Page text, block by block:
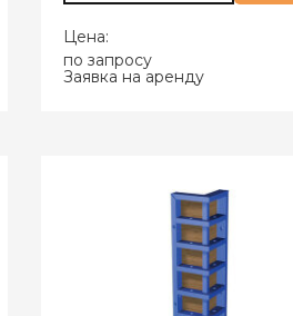
Цена:
по запросу
Заявка на аренду